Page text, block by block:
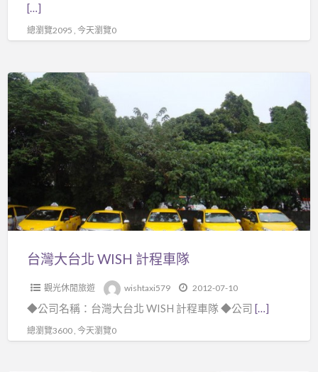
商
[…]
總瀏覽2095 , 今天瀏覽0
台
灣
大
台
北
WISH
計
程
車
台灣大台北 WISH 計程車隊
觀光休閒旅遊 wishtaxi579 2012-07-10
◆公司名稱：台灣大台北 WISH 計程車隊 ◆公司 […]
總瀏覽3600 , 今天瀏覽0